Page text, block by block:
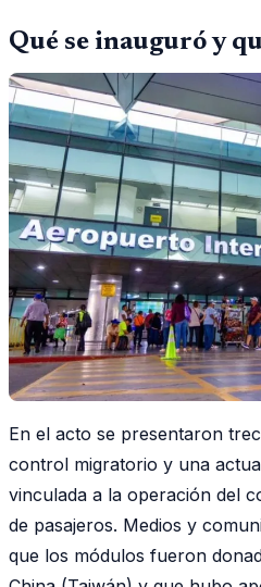
Qué se inauguró y
En el acto se presentaron
control migratorio y una
vinculada a la operación del
de pasajeros. Medios y
que los módulos fueron